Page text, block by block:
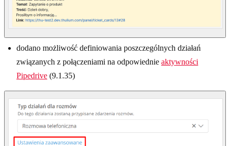
dodano możliwość definiowania poszczególnych działań
związanych z połączeniami na odpowiednie aktywności
Pipedrive (9.1.35)